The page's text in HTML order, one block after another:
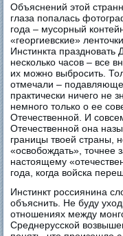
Объяснений этой
глаза попалась
года – мусорный
«георгиевские»
Инстинкта праздновать
несколько часов – все
их можно выбросить.
отмечали –
практически ничего не
немного только о ее
Отечественной. И
Отечественной она
границы твоей страны,
«освобождать», точнее
настоящему
года, когда войска
Инстинкт россиянина
объяснить. Не буду
отношениях между
Среднерусской